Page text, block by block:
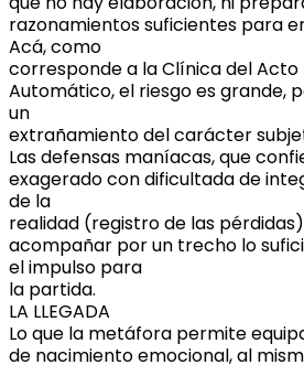
razonamientos suficientes para
Acá, como
corresponde a la Clínica del
Automático, el riesgo es grande,
un
extrañamiento del carácter
Las defensas maníacas, que
exagerado con dificultada de
de la
realidad (registro de las
acompañar por un trecho lo
el impulso para
la partida.
LA LLEGADA
Lo que la metáfora permite
de nacimiento emocional, al